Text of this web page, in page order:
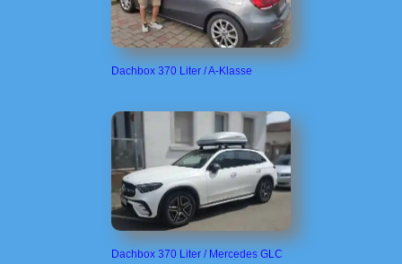
Dachbox 370 Liter / A-Klasse
Dachbox 370 Liter / Mercedes GLC